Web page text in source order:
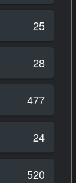
25
28
477
24
520